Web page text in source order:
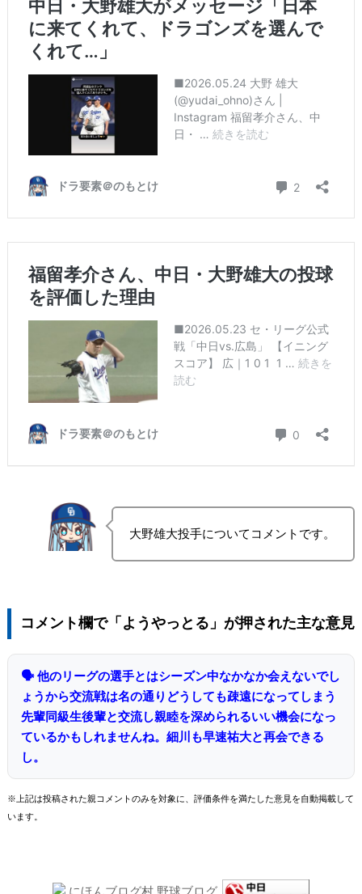
大野雄大投手についてコメントです。
コメント欄で「ようやっとる」が押された主な意見
🗣 他のリーグの選手とはシーズン中なかなか会えないでし
ょうから交流戦は名の通りどうしても疎遠になってしまう
先輩同級生後輩と交流し親睦を深められるいい機会になっ
ているかもしれませんね。細川も早速祐大と再会できる
し。
※上記は投稿された親コメントのみを対象に、評価条件を満たした意見を自動掲載して
います。